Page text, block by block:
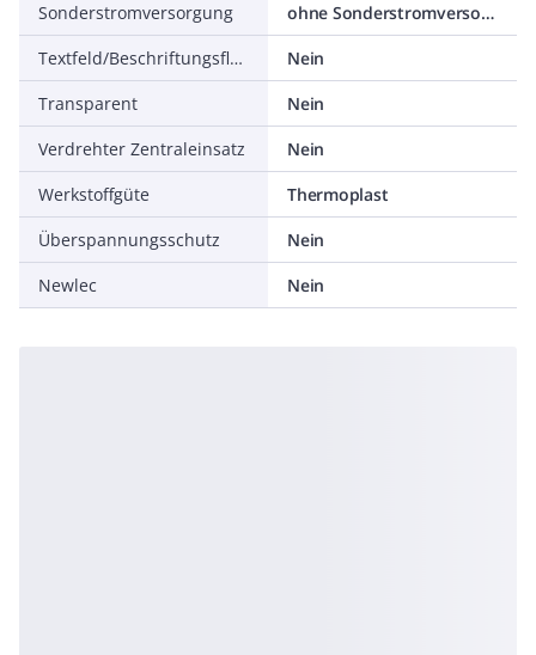
Sonderstromversorgung
ohne Sonderstromversorgung
Textfeld/Beschriftungsfläche
Nein
Transparent
Nein
Verdrehter Zentraleinsatz
Nein
Werkstoffgüte
Thermoplast
Überspannungsschutz
Nein
Newlec
Nein